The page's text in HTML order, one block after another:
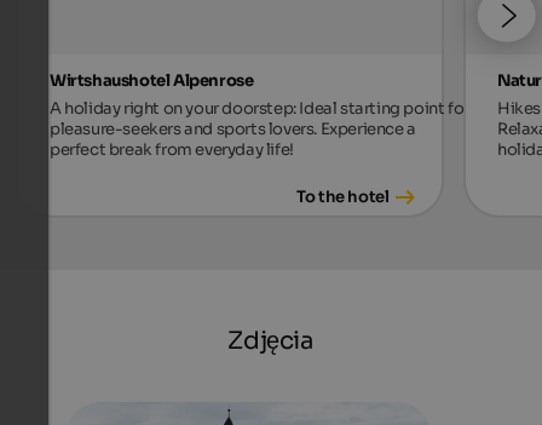
Wirtshaushotel Alpenrose
A holiday right on your doorstep: Ideal starting point for
pleasure-seekers and sports lovers. Experience a
perfect break from everyday life!
To the hotel
Zdjęcia